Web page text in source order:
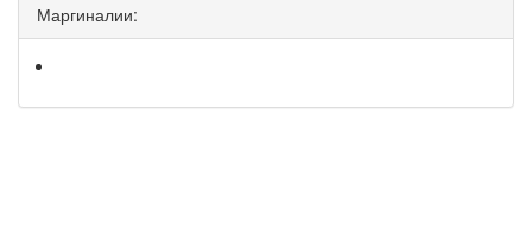
Маргиналии: